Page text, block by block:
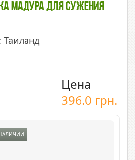
Мадура Для Сужения
Таиланд
Цена
396.0 грн.